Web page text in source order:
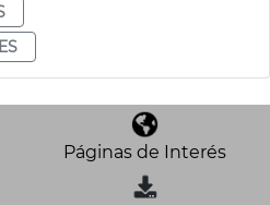
Páginas de Interés